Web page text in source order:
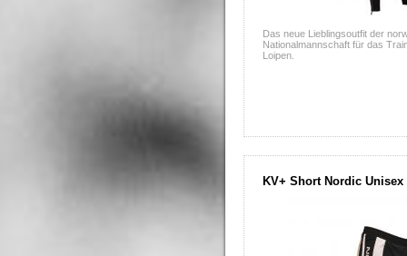
Das neue Lieblingsoutfit der
Nationalmannschaft für das
Loipen.
KV+ Short Nordic Unisex